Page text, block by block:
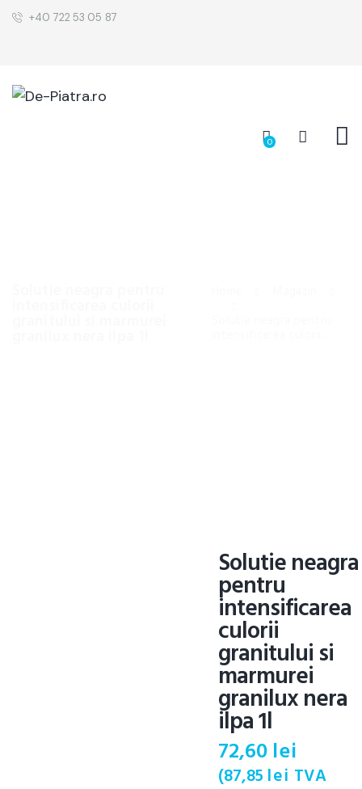
+40 722 53 05 87
0
Solutie neagra
pentru
intensificarea
culorii
granitului si
marmurei
granilux nera
ilpa 1l
72,60 lei
(87,85 lei TVA